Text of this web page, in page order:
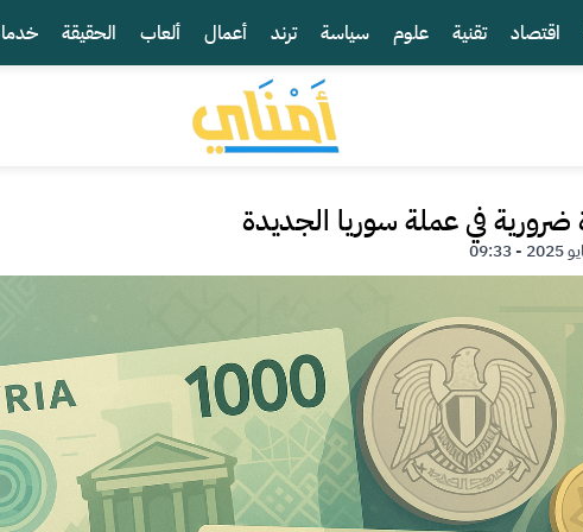
اقتصاد تقنية علوم سياسة ترند أعمال ألعاب الحقيقة